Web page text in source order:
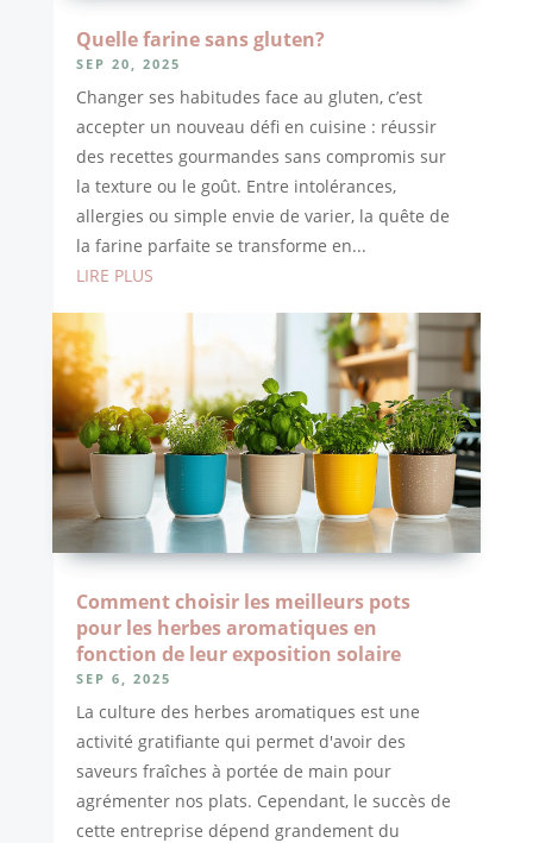
Quelle farine sans gluten?
SEP 20, 2025
Changer ses habitudes face au gluten, c’est
accepter un nouveau défi en cuisine : réussir
des recettes gourmandes sans compromis sur
la texture ou le goût. Entre intolérances,
allergies ou simple envie de varier, la quête de
la farine parfaite se transforme en...
LIRE PLUS
Comment choisir les meilleurs pots
pour les herbes aromatiques en
fonction de leur exposition solaire
SEP 6, 2025
La culture des herbes aromatiques est une
activité gratifiante qui permet d'avoir des
saveurs fraîches à portée de main pour
agrémenter nos plats. Cependant, le succès de
cette entreprise dépend grandement du